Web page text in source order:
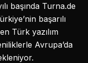
başında Turna.de
başarılı
Türk yazılım
Avrupa’da